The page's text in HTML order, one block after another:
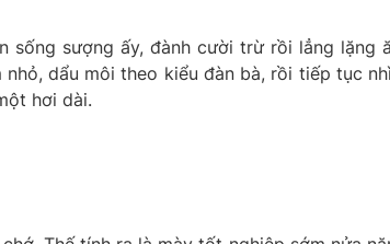
sượng ấy, đành cười trừ rồi lẳng lặng
dẩu môi theo kiểu đàn bà, rồi tiếp tục
hơi dài.